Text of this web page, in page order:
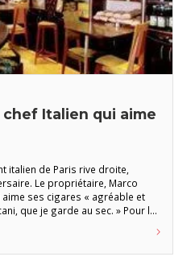
chef Italien qui aime
italien de Paris rive droite,
Le propriétaire, Marco
ses cigares « agréable et
que je garde au sec. » Pour lui,
boulevards parisiens et la